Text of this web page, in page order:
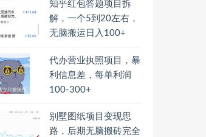
知乎红包答题项目拆
解，一个5到20左右，
无脑搬运日入100+
代办营业执照项目，暴
利信息差，每单利润
100-300+
别墅图纸项目变现思
路，后期无脑搬砖完全